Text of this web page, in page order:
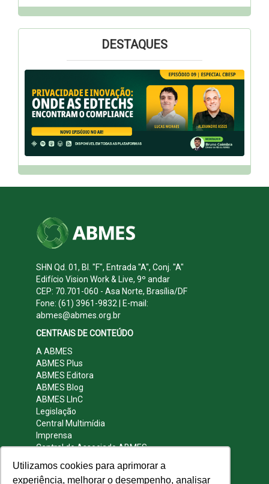
Utilizamos cookies para aprimorar a
experiência, melhorar o desempenho, analisar
DESTAQUES
SHN Qd. 01, Bl. "F", Entrada "A", Conj. "A"
Edifício Vision Work & Live, 9º andar
CEP: 70.701-060 - Asa Norte, Brasília/DF
Fone: (61) 3961-9832 | E-mail:
abmes@abmes.org.br
CENTRAIS DE CONTEÚDO
A ABMES
ABMES Plus
ABMES Editora
ABMES Blog
ABMES LInC
Legislação
Central Multimídia
Imprensa
Central do Associado ABMES
REDES SOCIAIS